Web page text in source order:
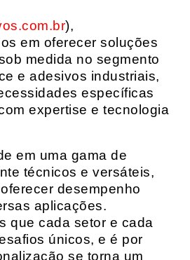
),
em oferecer soluções
medida no segmento
e adesivos industriais,
específicas
expertise e tecnologia
em uma gama de
técnicos e versáteis,
desempenho
aplicações.
que cada setor e cada
únicos, e é por
se torna um